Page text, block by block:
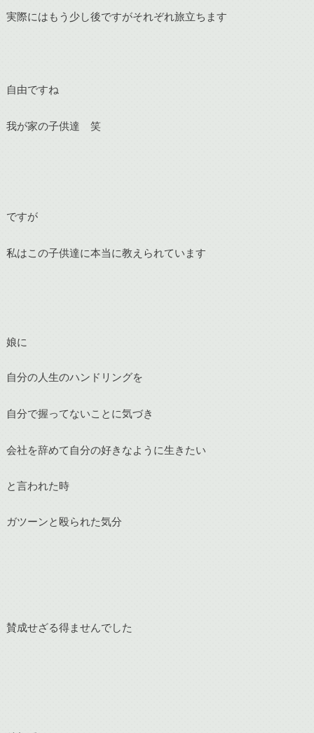
実際にはもう少し後ですがそれぞれ旅立ちます
自由ですね
我が家の子供達 笑
ですが
私はこの子供達に本当に教えられています
娘に
自分の人生のハンドリングを
自分で握ってないことに気づき
会社を辞めて自分の好きなように生きたい
と言われた時
ガツーンと殴られた気分
賛成せざる得ませんでした